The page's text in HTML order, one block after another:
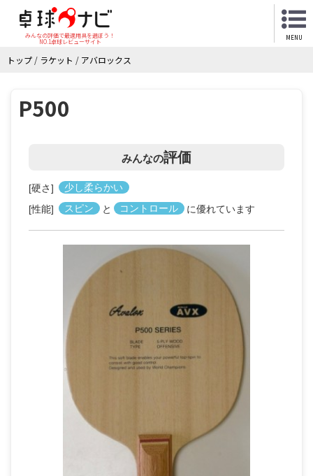
みんなの評価で最適用具を選ぼう！
NO.1卓球レビューサイト
MENU
トップ / ラケット / アバロックス
P500
みんなの評価
[硬さ]
少し柔らかい
[性能]
スピン と コントロール に優れています